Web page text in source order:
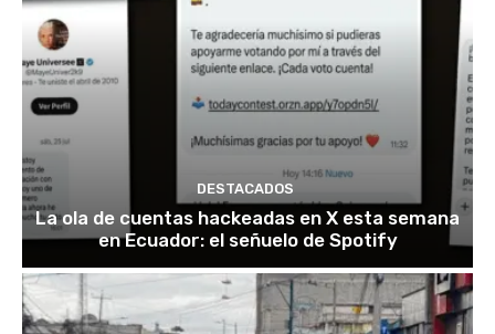
DESTACADOS
La ola de cuentas hackeadas en X esta semana
en Ecuador: el señuelo de Spotify